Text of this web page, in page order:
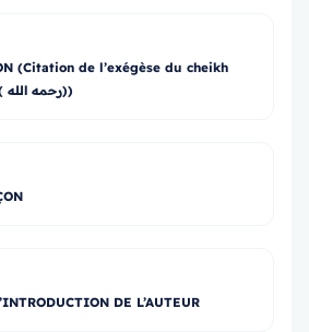
(Citation de l’exégèse du cheikh
‘Abd Rahmân Sa’di ( رحمه الله))
DE L’AUTEUR